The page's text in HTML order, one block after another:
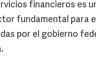
financieros es
fundamental para
por el gobierno